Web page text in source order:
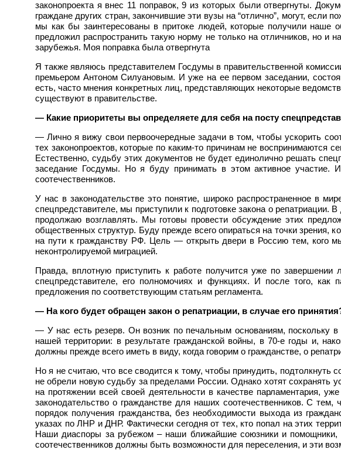
законопроекта я внес 11 поправок, 9 из которых были отвергнуты.
граждане других стран, закончившие эти вузы на “отлично”, могут,
мы как бы заинтересованы в притоке людей, которые получили наше
предложил распространить такую норму не только на отличников, но
зарубежья. Моя поправка была отвергнута
Я также являюсь представителем Госдумы в правительственной
премьером Антоном Силуановым. И уже на ее первом заседании,
есть, часто мнения конкретных лиц, представляющих некоторые
существуют в правительстве.
— Какие приоритеты вы определяете для себя на посту
— Лично я вижу свои первоочередные задачи в том, чтобы ускорить
тех законопроектов, которые по каким-то причинам не воспринимаются
Естественно, судьбу этих документов не будет единолично решать
заседание Госдумы. Но я буду принимать в этом активное участие.
соотечественников.
У нас в законодательстве это понятие, широко распространенное в
спецпредставителе, мы приступили к подготовке закона о
продолжаю возглавлять. Мы готовы провести обсуждение этих
общественных структур. Буду прежде всего опираться на точки зрения,
на пути к гражданству РФ. Цель — открыть двери в Россию тем, кого
неконтролируемой миграцией.
Правда, вплотную приступить к работе получится уже по
спецпредставителе, его полномочиях и функциях. И после того,
предложения по соответствующим статьям регламента.
— На кого будет обращен закон о репатриации, в случае его
— У нас есть резерв. Он возник по печальным основаниям, поскольку
нашей территории: в результате гражданской войны, в 70-е годы и,
должны прежде всего иметь в виду, когда говорим о гражданстве, о
Но я не считаю, что все сводится к тому, чтобы принудить, подтолкнуть
не обрели новую судьбу за пределами России. Однако хотят сохранять
на протяжении всей своей деятельности в качестве парламентария,
законодательство о гражданстве для наших соотечественников. С
порядок получения гражданства, без необходимости выхода из
указах по ЛНР и ДНР. Фактически сегодня от тех, кто попал на этих
Наши диаспоры за рубежом – наши ближайшие союзники и помощники,
соотечественников должны быть возможности для переселения, и эти